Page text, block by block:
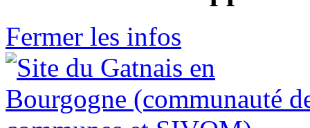
Fermer les infos